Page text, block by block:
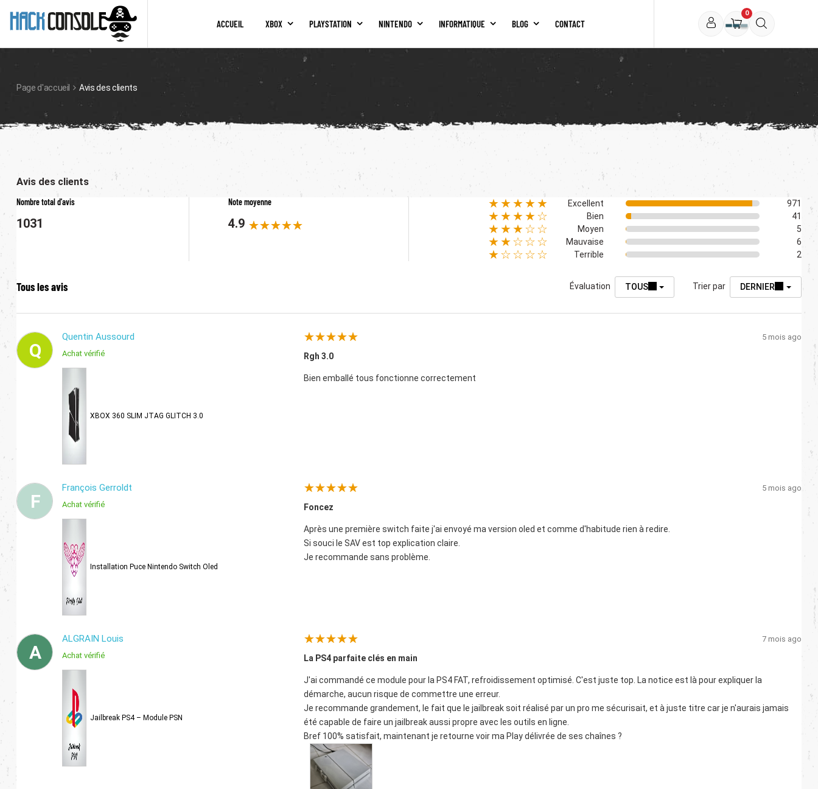
ACCUEIL XBOX PLAYSTATION NINTENDO INFORMATIQUE BLOG CONTACT
0
Page d'accueil Avis des clients
Avis des clients
Nombre total d'avis
1031
Note moyenne
4.9
★★★★★ Excellent 971
★★★★☆ Bien 41
★★★☆☆ Moyen 5
★★☆☆☆ Mauvaise 6
★☆☆☆☆ Terrible 2
Tous les avis Évaluation TOUS Trier par DERNIER
Q
Quentin Aussourd
Achat vérifié
XBOX 360 SLIM JTAG GLITCH 3.0
5 mois ago
Rgh 3.0
Bien emballé tous fonctionne correctement
F
François Gerroldt
Achat vérifié
Installation Puce Nintendo Switch Oled
5 mois ago
Foncez
Après une première switch faite j'ai envoyé ma version oled et comme d'habitude rien à redire.
Si souci le SAV est top explication claire.
Je recommande sans problème.
A
ALGRAIN Louis
Achat vérifié
Jailbreak PS4 – Module PSN
7 mois ago
La PS4 parfaite clés en main
J'ai commandé ce module pour la PS4 FAT, refroidissement optimisé. C'est juste top. La notice est là pour expliquer la
démarche, aucun risque de commettre une erreur.
Je recommande grandement, le fait que le jailbreak soit réalisé par un pro me sécurisait, et à juste titre car je n'aurais jamais
été capable de faire un jailbreak aussi propre avec les outils en ligne.
Bref 100% satisfait, maintenant je retourne voir ma Play délivrée de ses chaînes ?